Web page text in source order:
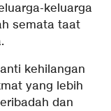
keluarga
semata taat
kehilangan
yang lebih
dan